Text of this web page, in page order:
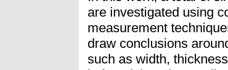
are investigated using
measurement
draw conclusions
such as width,